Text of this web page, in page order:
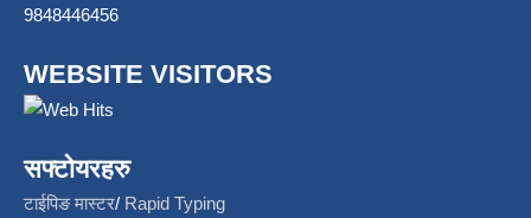
9848446456
WEBSITE VISITORS
सफ्टोयरहरु
टाईपिङ मास्टर/ Rapid Typing